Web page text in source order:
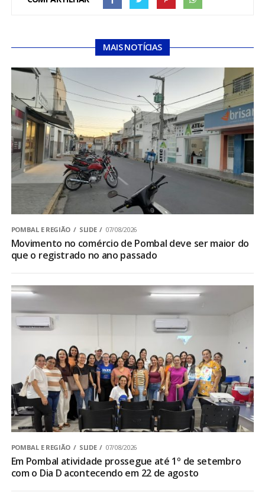
MAIS NOTÍCIAS
POMBAL E REGIÃO SLIDE 07/08/2026
Movimento no comércio de Pombal deve ser maior do
que o registrado no ano passado
POMBAL E REGIÃO SLIDE 07/08/2026
Em Pombal atividade prossegue até 1º de setembro
com o Dia D acontecendo em 22 de agosto